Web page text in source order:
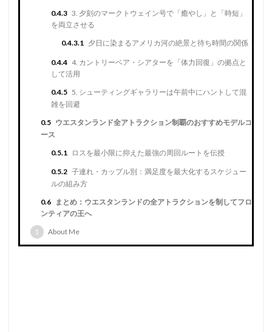
0.4.3 3. 夕刻のマークトウェイン号で「癒やし」と「時短」
を両立させる
0.4.3.1 夕日に染まるアメリカ河の絶景と待ち時間の関係
0.4.4 4. カントリーベア・シアターを「体力回復」の拠点と
して活用
0.4.5 5. シューティングギャラリーは午前中にハントして混
雑を回避
0.5 ウエスタンランド全アトラクション制覇のおすすめモデルコ
ース
0.5.1
ロスを最小限に抑えた最強の周回ルートを伝授
0.5.2 子連れ・カップル別：満足度を最大化するスケジュー
ルの組み方
0.6 まとめ：ウエスタンランドの全アトラクションを制してフロ
ンティアの王へ
1
About Me